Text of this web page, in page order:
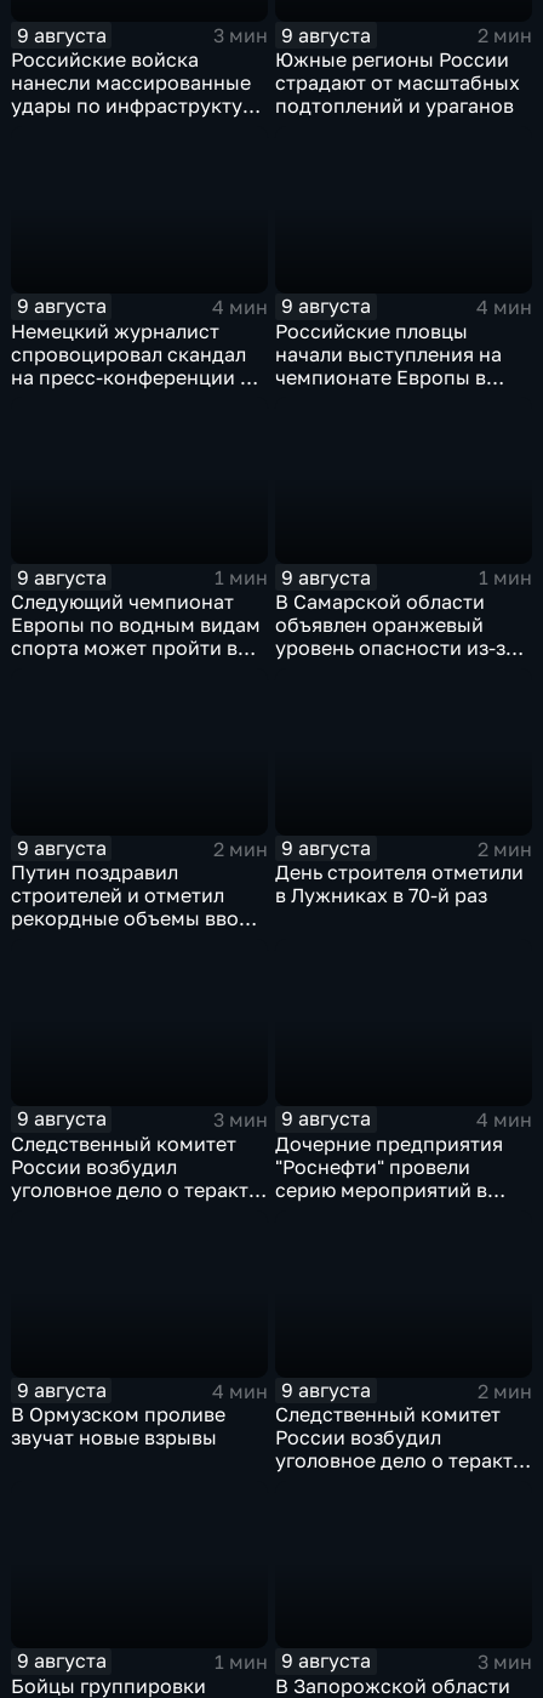
9 августа
3 мин
Российские войска
нанесли массированные
удары по инфраструктуре
9 августа
2 мин
Южные регионы России
страдают от масштабных
подтоплений и ураганов
9 августа
4 мин
Немецкий журналист
спровоцировал скандал
на пресс-конференции в
9 августа
4 мин
Российские пловцы
начали выступления на
чемпионате Европы в
9 августа
1 мин
Следующий чемпионат
Европы по водным видам
спорта может пройти в
9 августа
1 мин
В Самарской области
объявлен оранжевый
уровень опасности из-за
9 августа
2 мин
Путин поздравил
строителей и отметил
рекордные объемы ввода
9 августа
2 мин
День строителя отметили
в Лужниках в 70-й раз
9 августа
3 мин
Следственный комитет
России возбудил
уголовное дело о теракте
9 августа
4 мин
Дочерние предприятия
"Роснефти" провели
серию мероприятий в
9 августа
4 мин
В Ормузском проливе
звучат новые взрывы
9 августа
2 мин
Следственный комитет
России возбудил
уголовное дело о теракте
9 августа
1 мин
Бойцы группировки
9 августа
3 мин
В Запорожской области